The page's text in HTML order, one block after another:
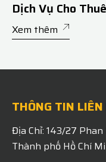
Dịch Vụ Cho
Xem thêm
THÔNG TIN LIÊN
Địa Chỉ: 143/27
Thành phố Hồ Chí